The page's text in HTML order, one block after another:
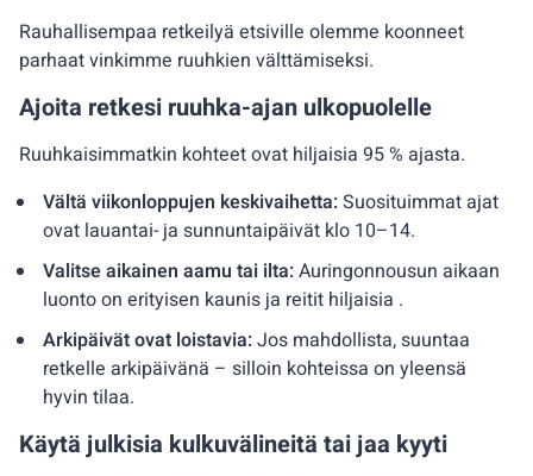
Rauhallisempaa retkeilyä etsiville olemme koonneet
parhaat vinkimme ruuhkien välttämiseksi.
Ajoita retkesi ruuhka-ajan ulkopuolelle
Ruuhkaisimmatkin kohteet ovat hiljaisia 95 % ajasta.
Vältä viikonloppujen keskivaihetta:Suosituimmat ajat
ovat lauantai- ja sunnuntaipäivät klo 10–14.
Valitse aikainen aamu tai ilta:Auringonnousun aikaan
luonto on erityisen kaunis ja reitit hiljaisia .
Arkipäivät ovat loistavia:Jos mahdollista, suuntaa
retkelle arkipäivänä – silloin kohteissa on yleensä
hyvin tilaa.
Käytä julkisia kulkuvälineitä tai jaa kyyti